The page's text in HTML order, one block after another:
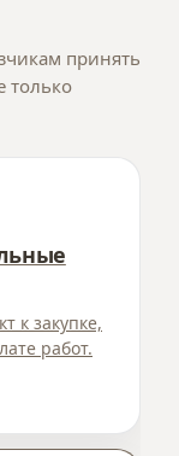
принять
только
к закупке,
работ.